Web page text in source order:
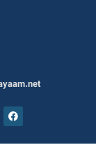
Copyright © 2023, All Rights Reserved Payaam.net